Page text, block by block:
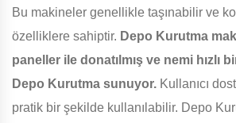
Bu makineler genellikle taşınabilir ve
özelliklere sahiptir. Depo Kurutma
paneller ile donatılmış ve nemi hızlı
Depo Kurutma sunuyor. Kullanıcı
pratik bir şekilde kullanılabilir. Depo